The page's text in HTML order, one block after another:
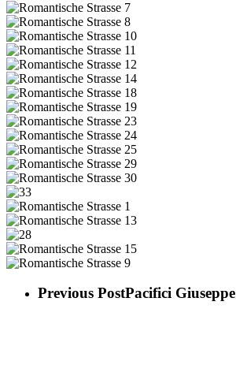
4
Strasse
5
Romantische
Strasse
6
Romantische
Strasse
7
Romantische
Strasse
8
Romantische
Strasse
10
Romantische
Strasse
11
Romantische
Strasse
12
Romantische
Strasse
14
Romantische
Strasse
18
Romantische
Strasse
19
Romantische
Strasse
23
Romantische
Strasse
24
Romantische
Strasse
25
Romantische
Strasse
29
Romantische
Strasse
30
33
Romantische
Strasse
1
Romantische
Strasse
13
28
Romantische
StrassePrevious PostPacifici Giuseppe